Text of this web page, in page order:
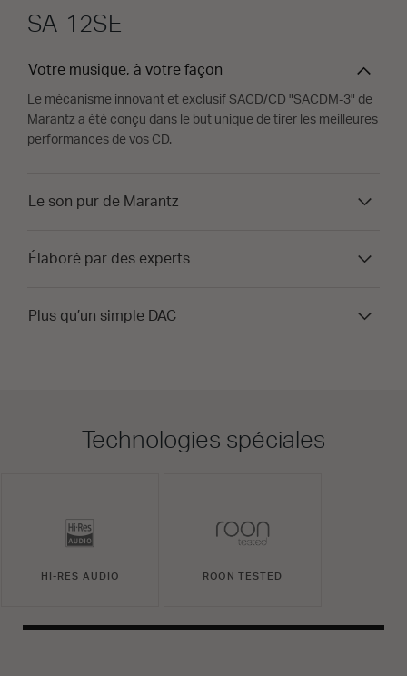
SA-12SE
Votre musique, à votre façon
Le mécanisme innovant et exclusif SACD/CD "SACDM-3" de
Marantz a été conçu dans le but unique de tirer les meilleures
performances de vos CD.
Le son pur de Marantz
Élaboré par des experts
Plus qu’un simple DAC
Technologies spéciales
HI-RES AUDIO ROON TESTED